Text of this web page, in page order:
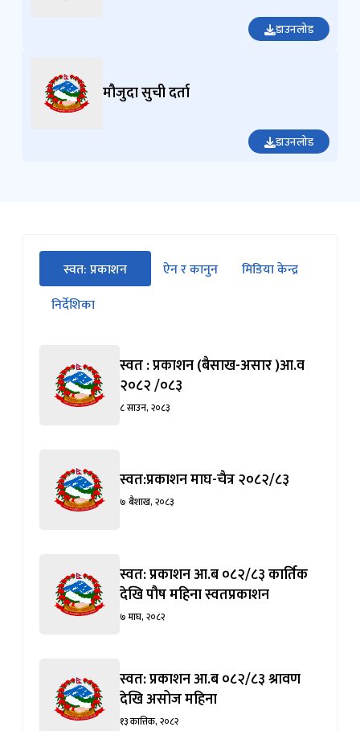
डाउनलोड
मौजुदा सुची दर्ता
डाउनलोड
सीधा
पहिलो
ट्याबको
स्वत: प्रकाशन
(सक्रिय ट्याब)
ऐन र कानुन
मिडिया केन्द्र
निर्देशिका
स्वत : प्रकाशन (बैसाख-असार )आ.व
२०८२ /०८३
८ साउन, २०८३
स्वत:प्रकाशन माघ-चैत्र २०८२/८३
७ बैशाख, २०८३
स्वत: प्रकाशन आ.ब ०८२/८३ कार्तिक
देखि पौष महिना स्वतप्रकाशन
७ माघ, २०८२
स्वत: प्रकाशन आ.ब ०८२/८३ श्रावण
देखि असोज महिना
१३ कात्तिक, २०८२